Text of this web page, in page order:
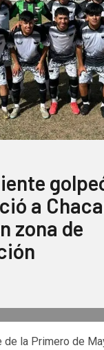
a
zona de
de la Primero de